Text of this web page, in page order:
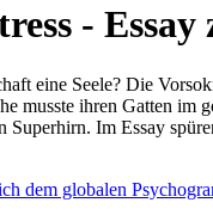
-
eine Seele? Die
musste ihren Gatten
Im Essay
dem globalen